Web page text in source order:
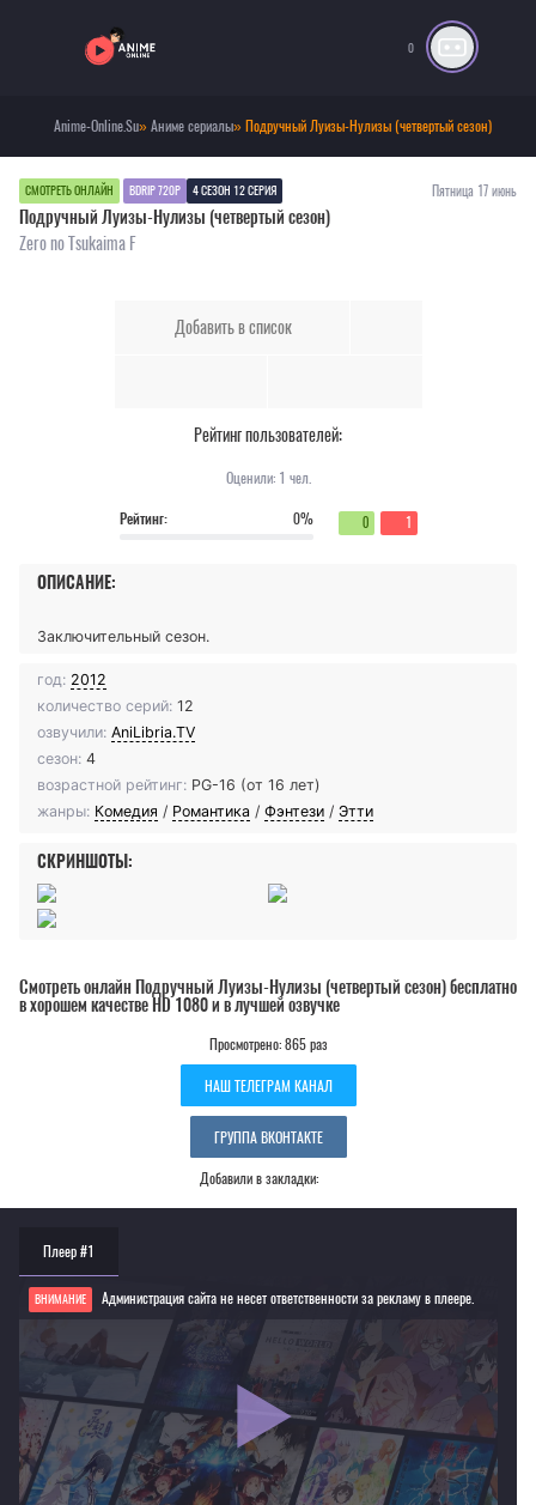
0
Anime-Online.Su»Аниме сериалы» Подручный Луизы-Нулизы (четвертый сезон)
СМОТРЕТЬ ОНЛАЙН BDRIP 720P 4 СЕЗОН 12 СЕРИЯ Пятница 17 июнь
Подручный Луизы-Нулизы (четвертый сезон)
Zero no Tsukaima F
Добавить в список
Рейтинг пользователей:
Оценили: 1 чел.
Рейтинг:
0% 0 1
ОПИСАНИЕ:
Заключительный сезон.
год: 2012
количество серий: 12
озвучили: AniLibria.TV
сезон: 4
возрастной рейтинг: PG-16 (от 16 лет)
жанры: Комедия / Романтика / Фэнтези / Этти
СКРИНШОТЫ:
Смотреть онлайн Подручный Луизы-Нулизы (четвертый сезон) бесплатно
в хорошем качестве HD 1080 и в лучшей озвучке
Просмотрено: 865 раз
НАШ ТЕЛЕГРАМ КАНАЛ
ГРУППА ВКОНТАКТЕ
Добавили в закладки:
Плеер #1
ВНИМАНИЕ Администрация сайта не несет ответственности за рекламу в плеере.
Если видео не работает, обновите страницу или выберите другой плеер!
Для просмотра некоторых аниме необходимо установить VPN
Текущее воспроизведение：Подручный Луизы-Нулизы (четвертый сезон)